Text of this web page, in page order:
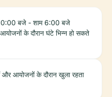
10:00 बजे - शाम 6:00 बजे
के दौरान घंटे भिन्न हो सकते
और आयोजनों के दौरान खुला रहता